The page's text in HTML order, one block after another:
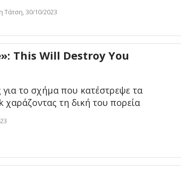
Τάτση, 30/10/2023
This Will Destroy You
το σχήμα που κατέστρεψε τα
τη δική του πορεία